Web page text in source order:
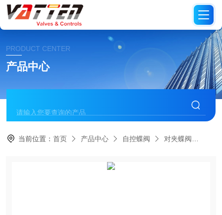
PRODUCT CENTER
产品中心
当前位置：首页 产品中心 自控蝶阀 对夹蝶阀